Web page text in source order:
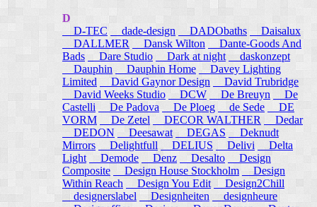
D
D-TEC
dade-design DADObaths
Daisalux
DALLMER
Dansk Wilton
Dante-Goods And
Bads
Dare Studio Dark at night
daskonzept
Dauphin
Dauphin Home
Davey Lighting
Limited
David Gaynor Design
David Trubridge
David Weeks Studio
DCW De Breuyn
De
Castelli
De Padova De Ploeg de Sede
DE
VORM
De Zetel DECOR WALTHER
Dedar
DEDON
Deesawat DEGAS
Deknudt
Mirrors
Delightfull DELIUS Delivi
Delta
Light
Demode Denz Desalto
Design
Composite
Design House Stockholm
Design
Within Reach
Design You Edit
Design2Chill
designerslabel
Designheiten
designheure